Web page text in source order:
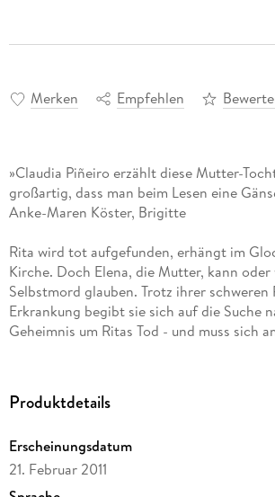
Merken Empfehlen
»Claudia Piñeiro erzählt diese Mutter-
großartig, dass man beim Lesen eine
Anke-Maren Köster, Brigitte
Rita wird tot aufgefunden, erhängt im
Kirche. Doch Elena, die Mutter, kann
Selbstmord glauben. Trotz ihrer schweren
Erkrankung begibt sie sich auf die Suche
Geheimnis um Ritas Tod - und muss sich
kommt die Stunde der Wahrheit. Die
aufgefunden, erhängt im Glockenturm der
das Leben genommen hat.
Für die alte Dame gibt es nur eine
Produktdetails
Erscheinungsdatum
21. Februar 2011